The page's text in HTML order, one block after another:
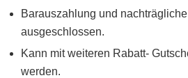
Barauszahlung und
ausgeschlossen.
Kann mit weiteren Rabatt-
werden.